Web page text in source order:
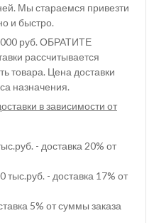
Мы стараемся привезти
и быстро.
руб. ОБРАТИТЕ
рассчитывается
товара. Цена доставки
назначения.
в зависимости от
- доставка 20% от
тыс.руб. - доставка 17% от
5% от суммы заказа